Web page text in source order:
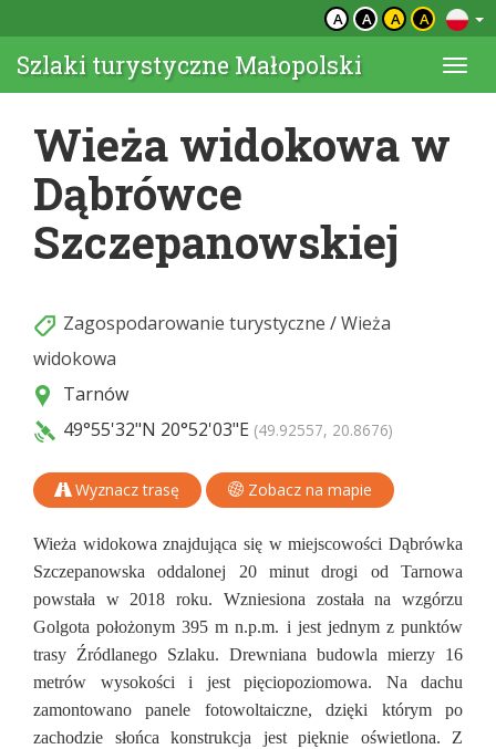
A A A A
Szlaki turystyczne Małopolski
Wieża widokowa w
Dąbrówce
Szczepanowskiej
Zagospodarowanie turystyczne /Wieża
widokowa
Tarnów
49°55'32"N 20°52'03"E (49.92557, 20.8676)
Wyznacz trasę Zobacz na mapie
Wieża widokowa znajdująca się w miejscowości Dąbrówka
Szczepanowska oddalonej 20 minut drogi od Tarnowa
powstała w 2018 roku. Wzniesiona została na wzgórzu
Golgota położonym 395 m n.p.m. i jest jednym z punktów
trasy Źródlanego Szlaku. Drewniana budowla mierzy 16
metrów wysokości i jest pięciopoziomowa. Na dachu
zamontowano panele fotowoltaiczne, dzięki którym po
zachodzie słońca konstrukcja jest pięknie oświetlona. Z